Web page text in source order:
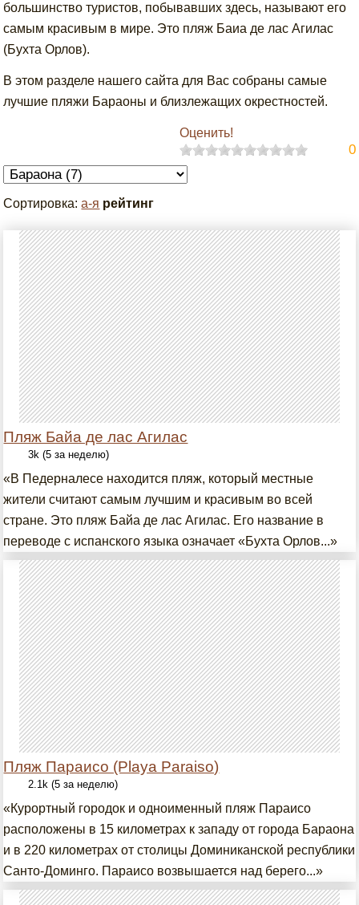
большинство туристов, побывавших здесь, называют его
самым красивым в мире. Это пляж Баиа де лас Агилас
(Бухта Орлов).
В этом разделе нашего сайта для Вас собраны самые
лучшие пляжи Бараоны и близлежащих окрестностей.
Оценить!
0
Сортировка:а-я рейтинг
Пляж Байа де лас Агилас
3k (5 за неделю)
«В Педерналесе находится пляж, который местные
жители считают самым лучшим и красивым во всей
стране. Это пляж Байа де лас Агилас. Его название в
переводе с испанского языка означает «Бухта Орлов...»
Пляж Параисо (Playa Paraiso)
2.1k (5 за неделю)
«Курортный городок и одноименный пляж Параисо
расположены в 15 километрах к западу от города Бараона
и в 220 километрах от столицы Доминиканской республики
Санто-Доминго. Параисо возвышается над берего...»